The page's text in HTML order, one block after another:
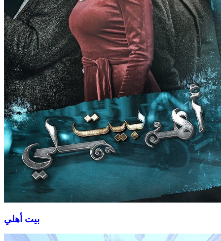
بيت أهلي